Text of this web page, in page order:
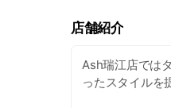
店舗紹介
Ash瑞江店では
ったスタイルを